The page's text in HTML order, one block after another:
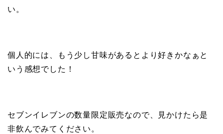
い。
個人的には、もう少し甘味があるとより好きかなぁと
いう感想でした！
セブンイレブンの数量限定販売なので、見かけたら是
非飲んでみてください。